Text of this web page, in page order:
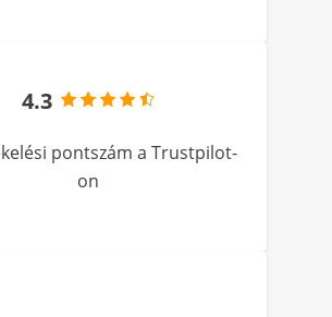
4.3
pontszám a Trustpilot-
on